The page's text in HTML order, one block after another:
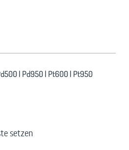
| Pd950 | Pt600 | Pt950
setzen